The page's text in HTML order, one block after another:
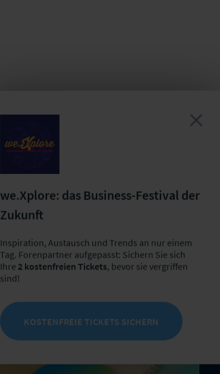
we.Xplore: das Business-Festival der
Zukunft
Inspiration, Austausch und Trends an nur einem
Tag. Forenpartner aufgepasst: Sichern Sie sich
Ihre 2 kostenfreien Tickets, bevor sie vergriffen
sind!
KOSTENFREIE TICKETS SICHERN